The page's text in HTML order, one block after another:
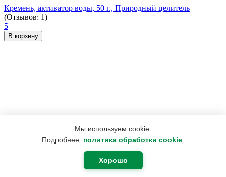
Мы используем cookie.
Подробнее: политика обработки cookie
Хорошо
Кремень, активатор воды, 50 г., Природный целитель
(Отзывов: 1)
5
В корзину